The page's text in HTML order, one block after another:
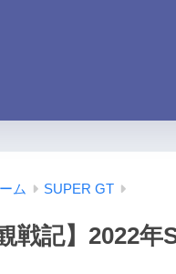
ム SUPER GT
観戦記】2022